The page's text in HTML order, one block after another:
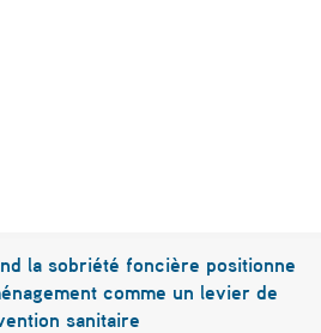
la sobriété foncière positionne
comme un levier de
sanitaire